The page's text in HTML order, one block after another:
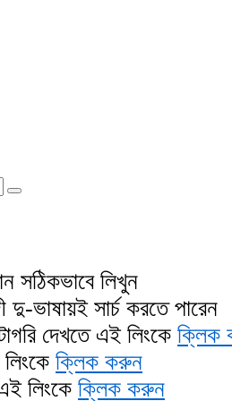
সঠিকভাবে লিখুন
দু-ভাষায়ই সার্চ করতে পারেন
দেখতে এই লিংকে ক্লিক
ক্লিক করুন
লিংকে ক্লিক করুন